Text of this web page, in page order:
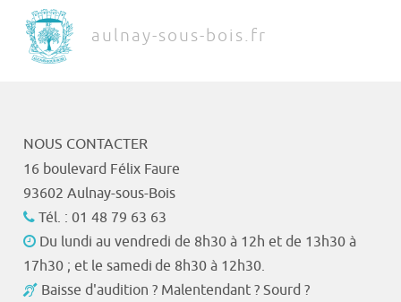
aulnay-sous-bois.fr
NOUS CONTACTER
16 boulevard Félix Faure
93602 Aulnay-sous-Bois
Tél. : 01 48 79 63 63
Du lundi au vendredi de 8h30 à 12h et de 13h30 à
17h30 ; et le samedi de 8h30 à 12h30.
Baisse d'audition ? Malentendant ? Sourd ?